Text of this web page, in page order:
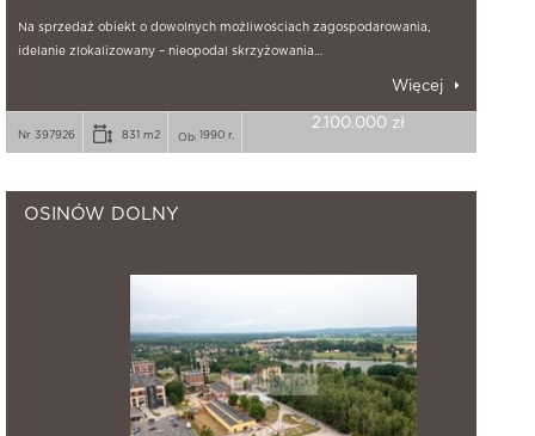
Na sprzedaż obiekt o dowolnych możliwościach zagospodarowania,
idelanie zlokalizowany – nieopodal skrzyżowania…
Więcej
Nr 397926 831 m2 1990 r.
2.100.000 zł
OSINÓW DOLNY